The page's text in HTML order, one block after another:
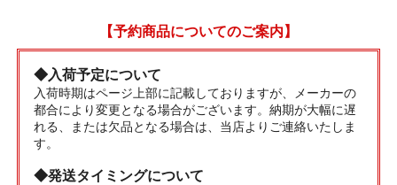
【予約商品についてのご案内】
◆入荷予定について
入荷時期はページ上部に記載しておりますが、メーカーの
都合により変更となる場合がございます。納期が大幅に遅
れる、または欠品となる場合は、当店よりご連絡いたしま
す。
◆発送タイミングについて